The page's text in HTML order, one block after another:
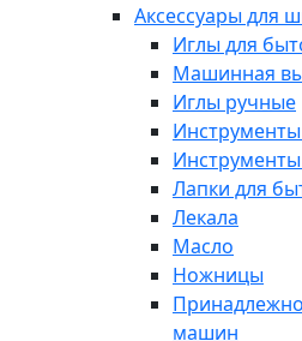
Аксессуары для
Иглы для
Машинная
Иглы ручные
Лапки для
Лекала
Масло
Ножницы
машин